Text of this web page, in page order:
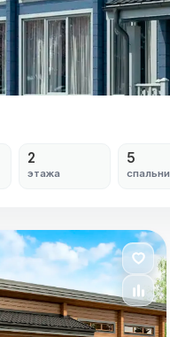
2
этажа
5
спальни